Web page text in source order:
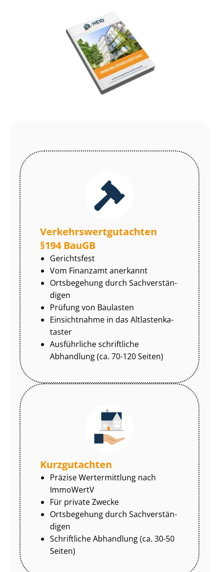
Ver­kehrs­wert­gut­ach­ten
§194 BauGB
Gerichtsfest
Vom Finanzamt anerkannt
Ortsbegehung durch Sach­ver­stän­
di­gen
Prüfung von Baulasten
Einsichtnahme in das Alt­las­ten­ka­
tas­ter
Ausführliche schriftliche
Abhandlung (ca. 70-120 Seiten)
Kurzgutachten
Präzise Wertermittlung nach
ImmoWertV
Für private Zwecke
Ortsbegehung durch Sach­ver­stän­
di­gen
Schriftliche Abhandlung (ca. 30-50
Seiten)